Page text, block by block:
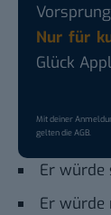
Nur für
Glück
Mit deiner
gelten dieAGB.
Er würde
Er würde